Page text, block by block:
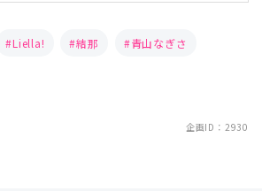
Liella! 結那 青山なぎさ
企画ID：2930